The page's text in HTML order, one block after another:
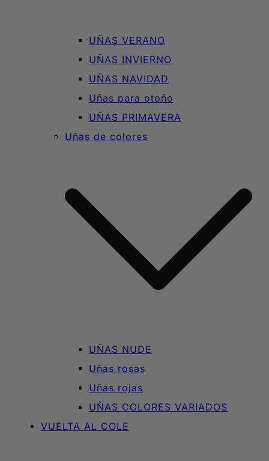
UÑAS VERANO
UÑAS INVIERNO
UÑAS NAVIDAD
Uñas para otoño
UÑAS PRIMAVERA
Uñas de colores
UÑAS NUDE
Uñas rosas
Uñas rojas
UÑAS COLORES VARIADOS
VUELTA AL COLE